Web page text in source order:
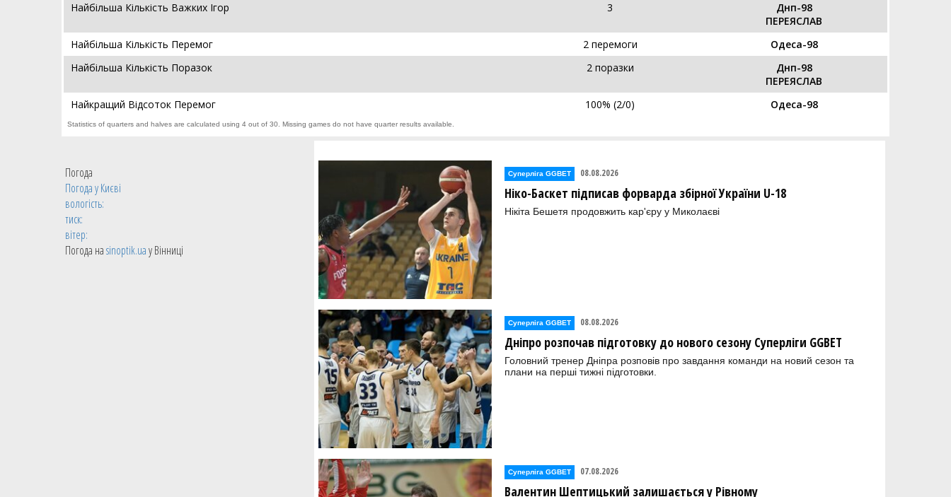
Найбільша Кількість Важких Ігор
3
Днп-98
ПЕРЕЯСЛАВ
Найбільша Кількість Перемог
2 перемоги
Одеса-98
Найбільша Кількість Поразок
2 поразки
Днп-98
ПЕРЕЯСЛАВ
Найкращий Відсоток Перемог
100% (2/0) Одеса-98
Statistics of quarters and halves are calculated using 4 out of 30. Missing games do not have quarter results available.
Погода
Погода уКиєві
вологість:
тиск:
вітер:
Погода наsinoptik.uaу Вінниці
Суперліга GGBET 08.08.2026
Ніко-Баскет підписав форварда збірної України U-18
Нікіта Бешетя продовжить кар'єру у Миколаєві
Суперліга GGBET 08.08.2026
Дніпро розпочав підготовку до нового сезону Суперліги GGBET
Головний тренер Дніпра розповів про завдання команди на новий сезон та
плани на перші тижні підготовки.
Суперліга GGBET 07.08.2026
Валентин Шептицький залишається у Рівному